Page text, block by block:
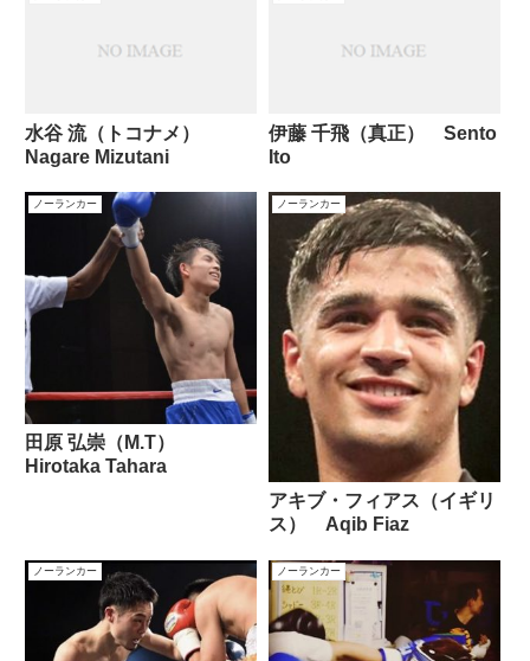
水谷 流（トコナメ）
Nagare Mizutani
伊藤 千飛（真正） Sento
Ito
ノーランカー
田原 弘崇（M.T）
Hirotaka Tahara
ノーランカー
アキブ・フィアス（イギリ
ス） Aqib Fiaz
ノーランカー ノーランカー